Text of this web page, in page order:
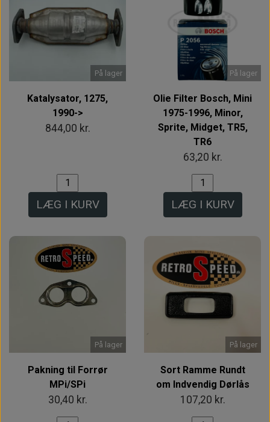
På lager
Katalysator, 1275,
1990->
844,00 kr.
LÆG I KURV
På lager
Olie Filter Bosch, Mini
1975-1996, Minor,
Sprite, Midget, TR5,
TR6
63,20 kr.
LÆG I KURV
På lager
Pakning til Forrør
MPi/SPi
30,40 kr.
På lager
Sort Ramme Rundt
om Indvendig Dørlås
107,20 kr.